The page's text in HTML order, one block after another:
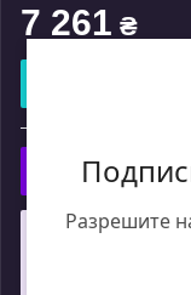
Разрешите
7 261 ₴
Що таке